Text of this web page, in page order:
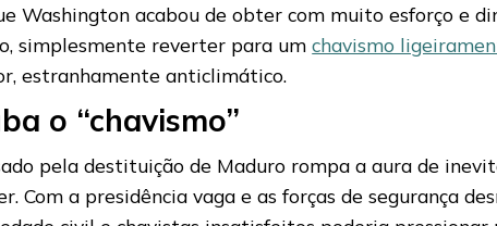
Washington acabou de obter com muito esforço e
simplesmente reverter para umchavismo
estranhamente anticlimático.
o “chavismo”
pela destituição de Maduro rompa a aura de
Com a presidência vaga e as forças de segurança